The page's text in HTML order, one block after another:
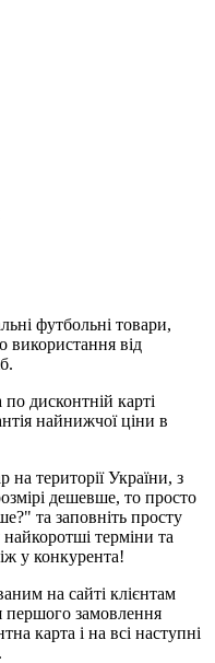
футбольні товари,
використання від
дисконтній карті
найнижчої ціни в
території України, з
дешевше, то просто
та заповніть просту
терміни та
у конкурента!
на сайті клієнтам
першого замовлення
карта і на всі наступні